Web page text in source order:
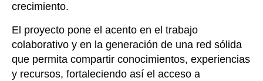
crecimiento.
El proyecto pone el acento en el trabajo
colaborativo y en la generación de una red sólida
que permita compartir conocimientos, experiencias
y recursos, fortaleciendo así el acceso a